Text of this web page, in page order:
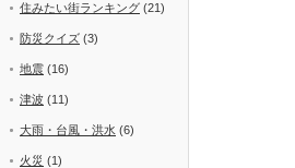
住みたい街ランキング (21)
防災クイズ (3)
地震 (16)
津波 (11)
大雨・台風・洪水 (6)
火災 (1)